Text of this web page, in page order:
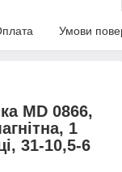
Умови
MD 0866,
1
31-10,5-6